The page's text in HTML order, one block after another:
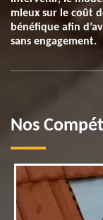
mieux sur le coût
bénéfique afin
sans engagement.
Nos